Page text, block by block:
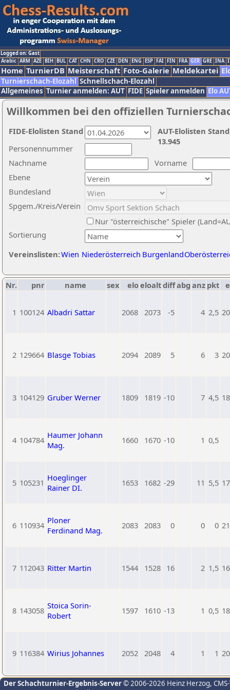
Logged on: Gast
Arabic ARM AZE BIH BUL CAT CHN CRO CZE DEN ENG ESP FAI FIN FRA GER GRE INA
Home TurnierDB Meisterschaft Foto-Galerie Meldekartei
Turnierschach-Elozahl Schnellschach-Elozahl
Allgemeines Turnier anmelden: AUT FIDE Spieler anmelden Elo
Willkommen bei den offiziellen
Nachname
Vorname
Ebene
Sortierung
Personennummer
Bundesland
Spgem./Kreis/Verein
Nur "österreichische" Spieler
Vereinslisten:Wien Niederösterreich Burgenland
AUT-Elolisten
13.945
FIDE-Elolisten Stand
Nr. pnr name sex eloeloaltdiffabg anz pkt
1 100124 Albadri Sattar 2068 2073 -5 4 2,5
2 129664 Blasge Tobias 2094 2089 5 6 3
3 104129 Gruber Werner 1809 1819 -10 7 4,5
4 104784 Haumer Johann
Mag.
1660 1670 -10 1 0,5
5 105231 Hoeglinger
Rainer DI.
1653 1682 -29 11 5,5
6 110934 Ploner
Ferdinand Mag.
2083 2083 0 0 0
7 112043 Ritter Martin 1544 1528 16 2 1,5
8 143058 Stoica Sorin-
Robert
1597 1610 -13 1 0,5
9 116384 Wirius Johannes 2052 2048 4 1 1
Der Schachturnier-Ergebnis-Server© 2006-2026 Heinz Herzog,